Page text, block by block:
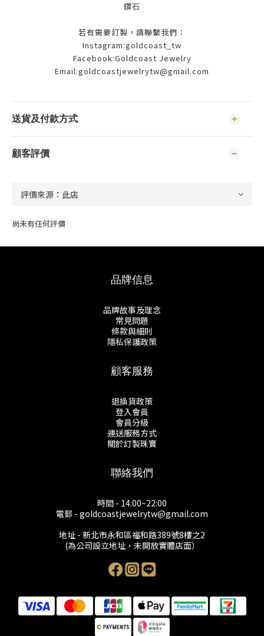
鑽石
若有需要訂製，請聯繫我們：
Instagram:goldcoast_tw
Facebook:Goldcoast Jewelry
Email:goldcoastjewelrytw@gmail.com
送貨及付款方式
顧客評價
尚未有任何評價
品牌信息
品牌故事及理念
常見問題
條款與細則
隱私保護政策
顧客服務
退換貨政策
登入會員
會員分級
運送服務方式
關於訂製珠寶
聯絡我們
時間 - 14:00~22:00
電郵 - goldcoastjewelrytw@gmail.com
地址 - 新北市永和區福和路389號8樓之2
(為公司設立地址，未開放實體店面）